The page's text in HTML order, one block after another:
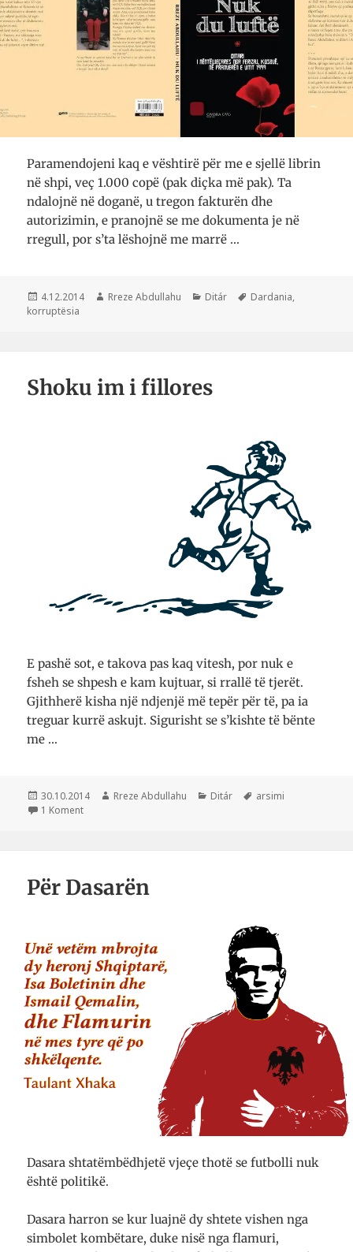
Paramendojeni kaq e vështirë për me e sjellë librin
në shpi, veç 1.000 copë (pak diçka më pak). Ta
ndalojnë në doganë, u tregon fakturën dhe
autorizimin, e pranojnë se me dokumenta je në
rregull, por s’ta lëshojnë me marrë …
Postuar
më
4.12.2014 Autor
Rreze Abdullahu Kategori
Ditár Etiketa
Dardania,
korruptësia
Shoku im i fillores
E pashë sot, e takova pas kaq vitesh, por nuk e
fsheh se shpesh e kam kujtuar, si rrallë të tjerët.
Gjithherë kisha një ndjenjë më tepër për të, pa ia
treguar kurrë askujt. Sigurisht se s’kishte të bënte
me …
Postuar
më
30.10.2014 Autor
Rreze Abdullahu Kategori
Ditár Etiketa
arsimi
1 Komentte Shoku im i fillores
Për Dasarën
Dasara shtatëmbëdhjetë vjeçe thotë se futbolli nuk
është politikë.
Dasara harron se kur luajnë dy shtete vishen nga
simbolet kombëtare, duke nisë nga flamuri,